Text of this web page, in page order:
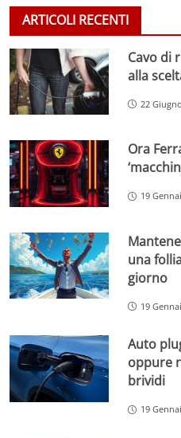
ARTICOLI RECENTI
Cavo di
alla
22
Ora
19
una
giorno
19
Auto
oppure
brividi
19